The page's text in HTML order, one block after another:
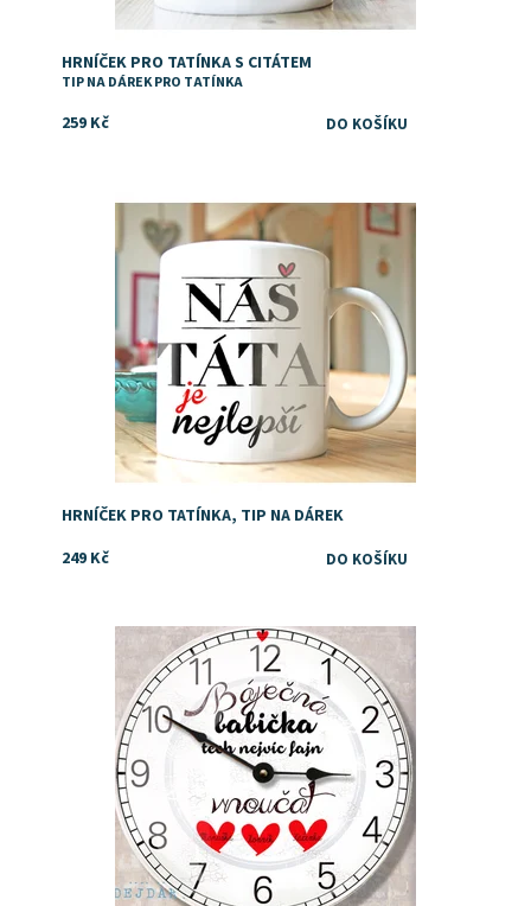
HRNÍČEK PRO TATÍNKA S CITÁTEM
TIP NA DÁREK PRO TATÍNKA
259 Kč
Potěšte svého tatínka hrníčkem s osobním vyznáním s
nápisem "Náš táta je nejlepší" Oboustranný potisk, na
rubu jména. Do poznámky k objednávce...
Dostupnost:
DejDar
HRNÍČEK PRO TATÍNKA, TIP NA DÁREK
249 Kč
Tip co koupit babičce za dárek
Skladem
DejDar